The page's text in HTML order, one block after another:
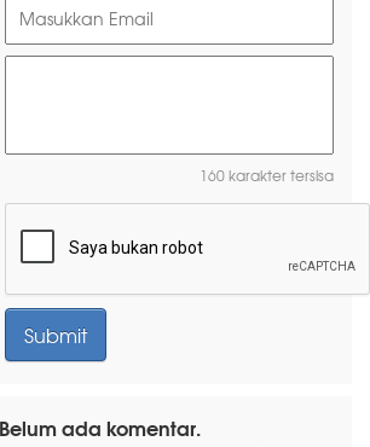
160 karakter tersisa
Belum ada komentar.